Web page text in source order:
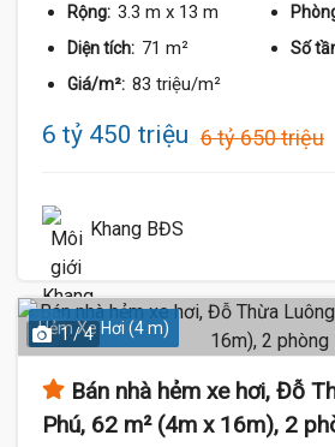
Rộng: 3.3 m x 13 m
Diện tích: 71 m² Số
Giá/m²: 83 triệu/m²
6 tỷ 450 triệu 6 tỷ 650 triệu
Khang BĐS
Hẻm Xe Hơi (4 m)
1 / 4
Bán nhà hẻm xe hơi, Đỗ
Phú, 62 m² (4m x 16m), 2